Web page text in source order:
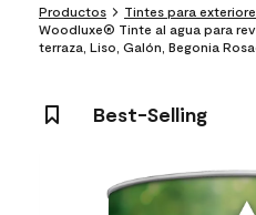
Productos
Tintes para
Woodluxe® Tinte al agua para
terraza, Liso, Galón, Begonia
Best-Selling